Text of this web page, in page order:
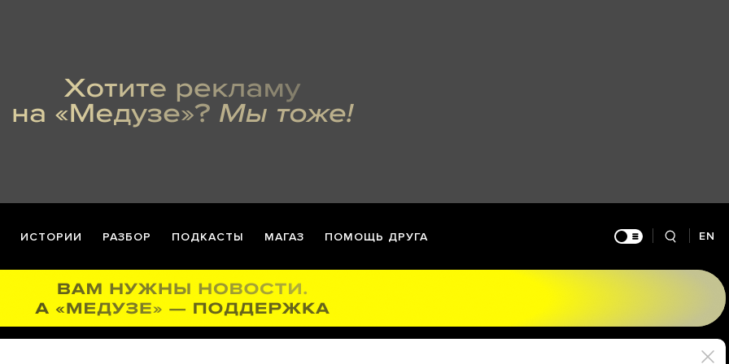
ИСТОРИИ РАЗБОР ПОДКАСТЫ МАГАЗ ПОМОЩЬ ДРУГА EN